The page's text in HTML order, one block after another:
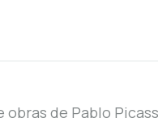
de Pablo